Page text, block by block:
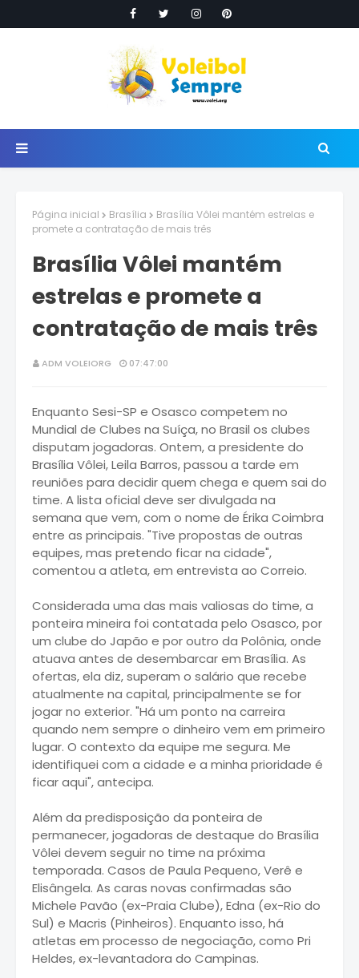
Página inicial Brasília
Brasília Vôlei mantém estrelas e
promete a contratação de mais três
Brasília Vôlei mantém
estrelas e promete a
contratação de mais três
ADM VOLEIORG 07:47:00
Enquanto Sesi-SP e Osasco competem no
Mundial de Clubes na Suíça, no Brasil os clubes
disputam jogadoras. Ontem, a presidente do
Brasília Vôlei, Leila Barros, passou a tarde em
reuniões para decidir quem chega e quem sai do
time. A lista oficial deve ser divulgada na
semana que vem, com o nome de Érika Coimbra
entre as principais. "Tive propostas de outras
equipes, mas pretendo ficar na cidade",
comentou a atleta, em entrevista ao Correio.
Considerada uma das mais valiosas do time, a
ponteira mineira foi contatada pelo Osasco, por
um clube do Japão e por outro da Polônia, onde
atuava antes de desembarcar em Brasília. As
ofertas, ela diz, superam o salário que recebe
atualmente na capital, principalmente se for
jogar no exterior. "Há um ponto na carreira
quando nem sempre o dinheiro vem em primeiro
lugar. O contexto da equipe me segura. Me
identifiquei com a cidade e a minha prioridade é
ficar aqui", antecipa.
Além da predisposição da ponteira de
permanecer, jogadoras de destaque do Brasília
Vôlei devem seguir no time na próxima
temporada. Casos de Paula Pequeno, Verê e
Elisângela. As caras novas confirmadas são
Michele Pavão (ex-Praia Clube), Edna (ex-Rio do
Sul) e Macris (Pinheiros). Enquanto isso, há
atletas em processo de negociação, como Pri
Heldes, ex-levantadora do Campinas.